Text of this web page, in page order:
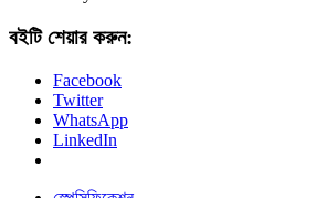
বইটি শেয়ার করুন:
Facebook
Twitter
WhatsApp
LinkedIn